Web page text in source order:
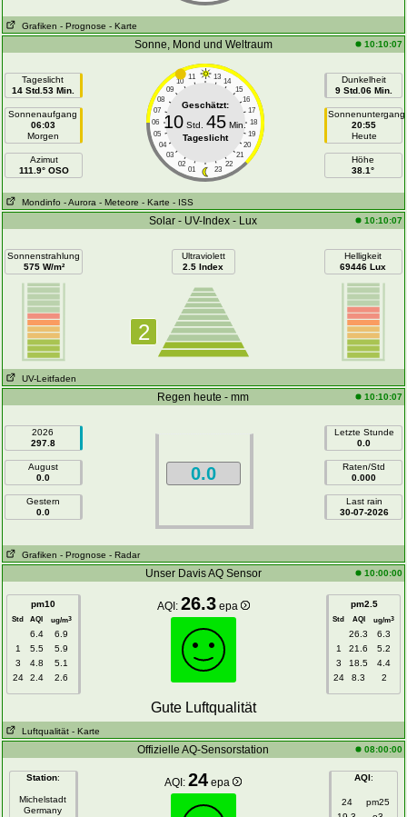
Grafiken - Prognose - Karte
Sonne, Mond und Weltraum 10:10:07
Tageslicht
14 Std.53 Min.
Sonnenaufgang
06:03
Morgen
Azimut
111.9° OSO
11 13
10
14
09
15
08
16
07
17
06
18
05
19
04
20
03
21
02
22
01 23
Geschätzt:
10 Std.45 Min.
Tageslicht
Dunkelheit
9 Std.06 Min.
Sonnenuntergang
20:55
Heute
Höhe
38.1°
Mondinfo - Aurora - Meteore - Karte - ISS
Solar - UV-Index - Lux 10:10:07
Sonnenstrahlung
575 W/m²
Ultraviolett
2.5 Index
2
Helligkeit
69446 Lux
UV-Leitfaden
Regen heute - mm 10:10:07
2026
297.8
August
0.0
Gestern
0.0
0.0
Letzte Stunde
0.0
Raten/Std
0.000
Last rain
30-07-2026
Grafiken - Prognose - Radar
Unser Davis AQ Sensor 10:00:00
pm10
Std AQI ug/m3
6.4
6.9
1
5.5
5.9
3
4.8
5.1
24
2.4 2.6
AQI: 26.3 epa pm2.5
Std AQI ug/m3
26.3
6.3
1
21.6
5.2
3
18.5
4.4
24
8.3 2
Gute Luftqualität
Luftqualität - Karte
Offizielle AQ-Sensorstation 08:00:00
Station:
Michelstadt
Germany
AQI:24 epa AQI:
24
pm25